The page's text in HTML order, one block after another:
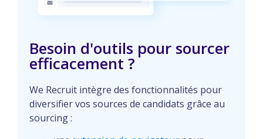
Besoin d'outils pour sourcer
efficacement ?
We Recruit intègre des fonctionnalités pour
diversifier vos sources de candidats grâce au
sourcing :